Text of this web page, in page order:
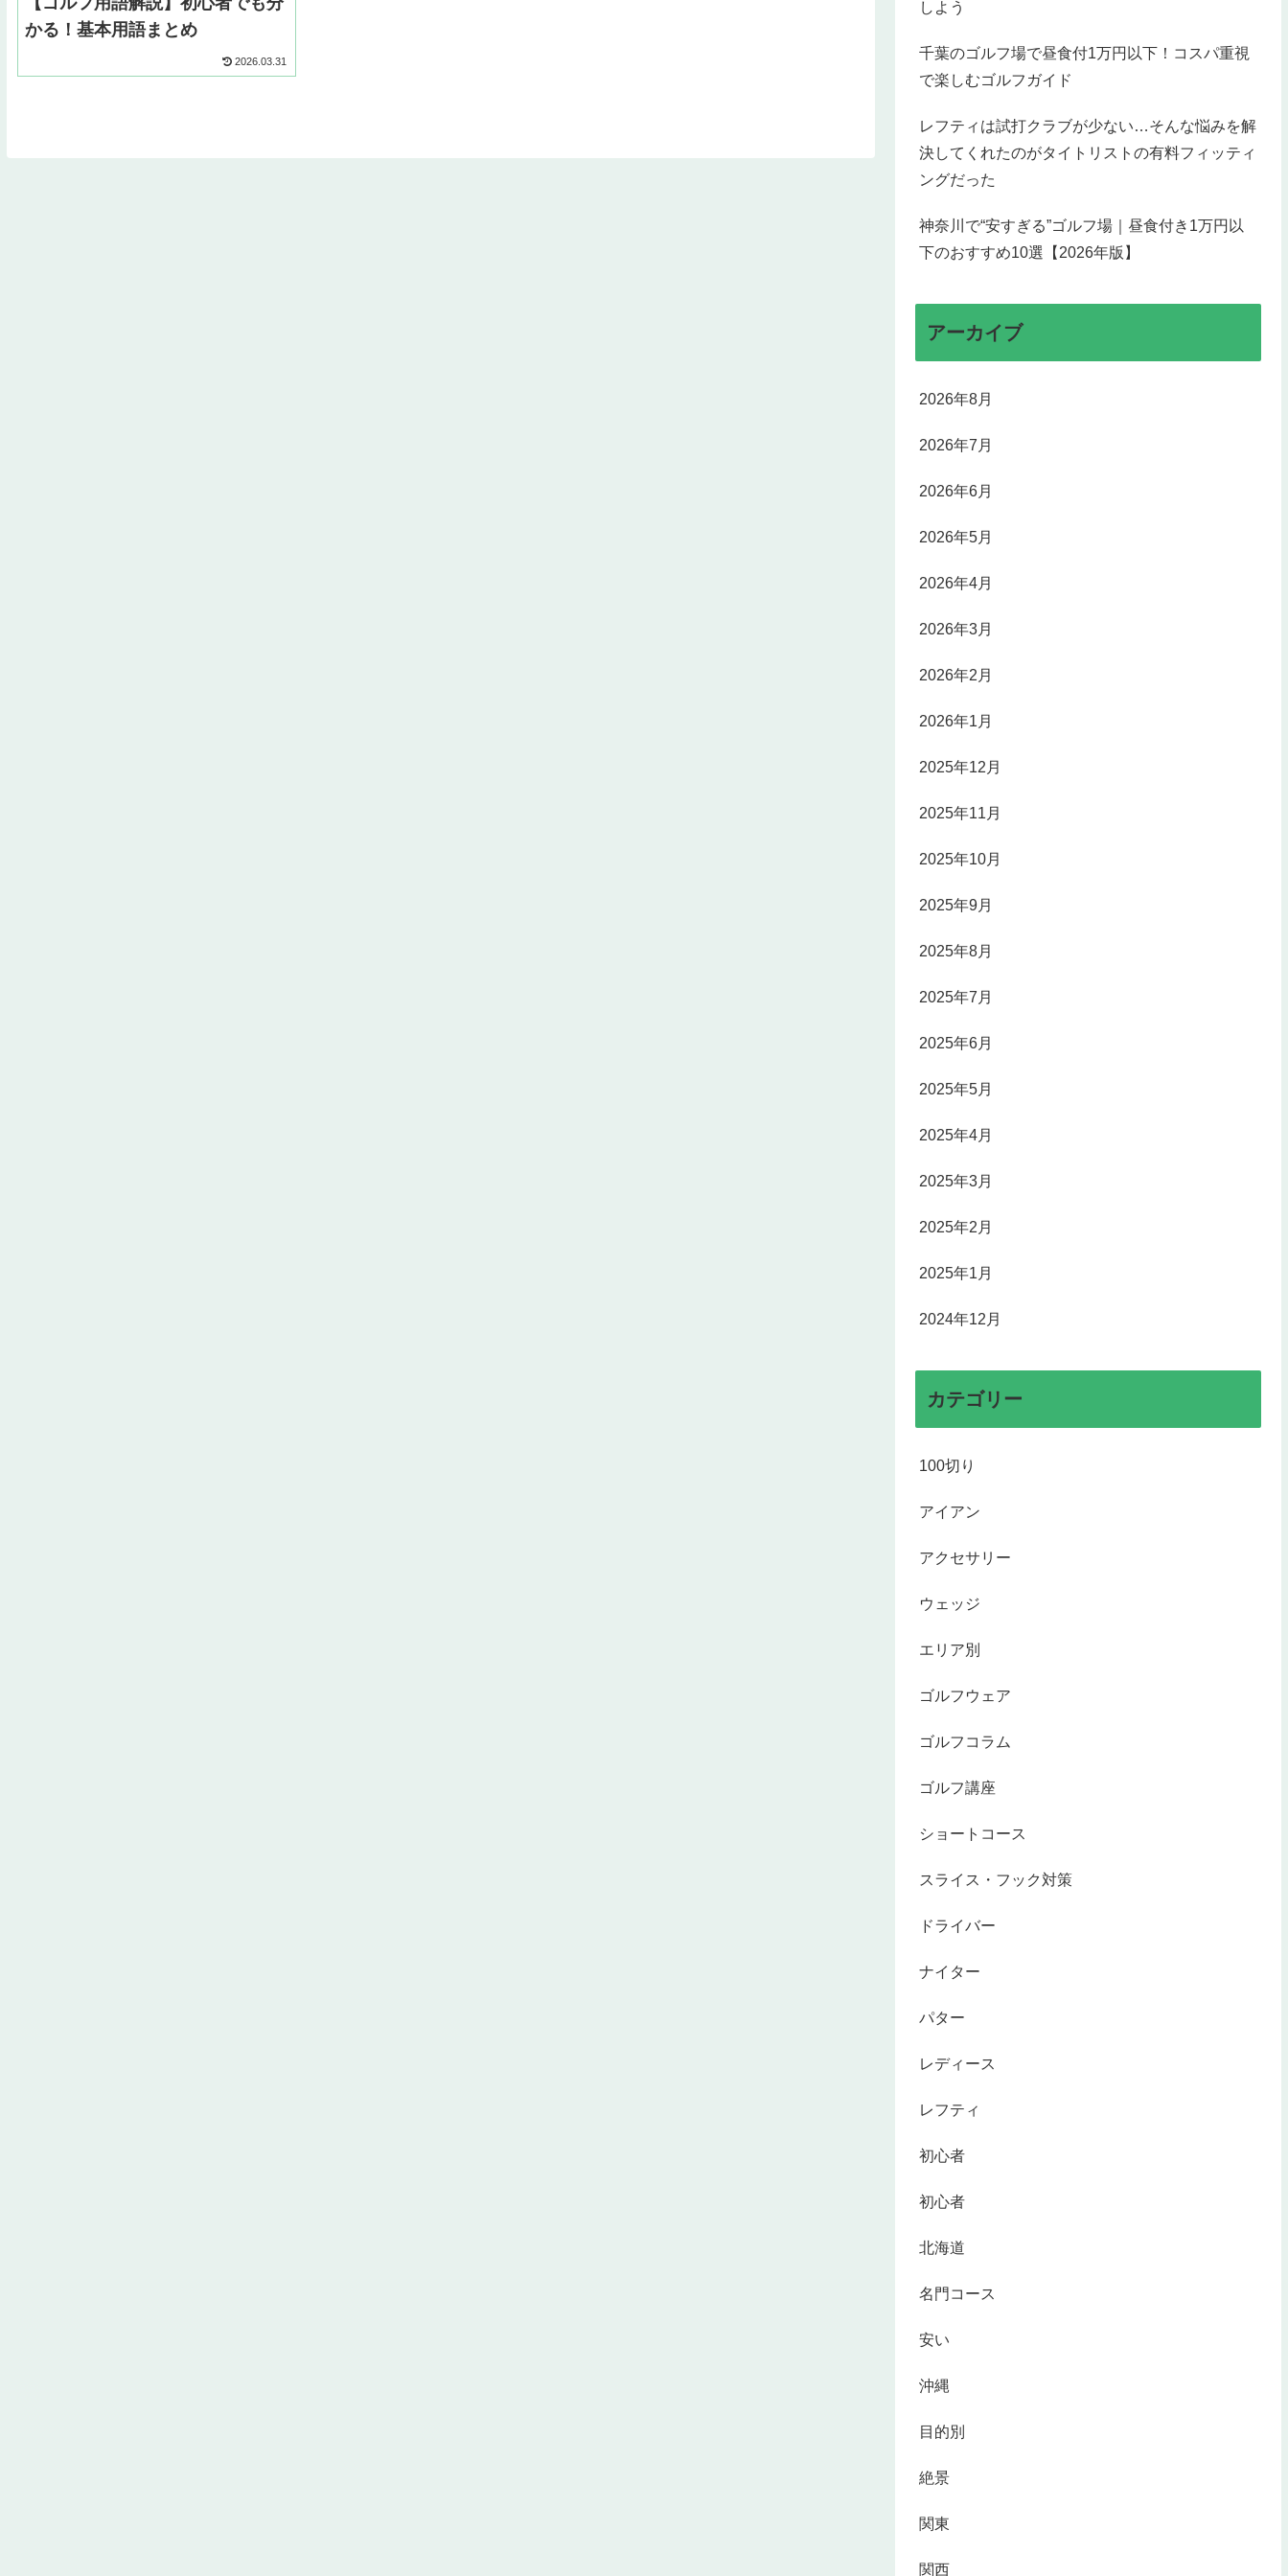
かる！基本用語まとめ
2026.03.31
しよう
千葉のゴルフ場で昼食付1万円以下！コスパ重視
で楽しむゴルフガイド
レフティは試打クラブが少ない…そんな悩みを解
決してくれたのがタイトリストの有料フィッティ
ングだった
神奈川で“安すぎる”ゴルフ場｜昼食付き1万円以
下のおすすめ10選【2026年版】
アーカイブ
2026年8月
2026年7月
2026年6月
2026年5月
2026年4月
2026年3月
2026年2月
2026年1月
2025年12月
2025年11月
2025年10月
2025年9月
2025年8月
2025年7月
2025年6月
2025年5月
2025年4月
2025年3月
2025年2月
2025年1月
2024年12月
カテゴリー
100切り
アイアン
アクセサリー
ウェッジ
エリア別
ゴルフウェア
ゴルフコラム
ゴルフ講座
ショートコース
スライス・フック対策
ドライバー
ナイター
パター
レディース
レフティ
初心者
初心者
北海道
名門コース
安い
沖縄
目的別
絶景
関東
関西